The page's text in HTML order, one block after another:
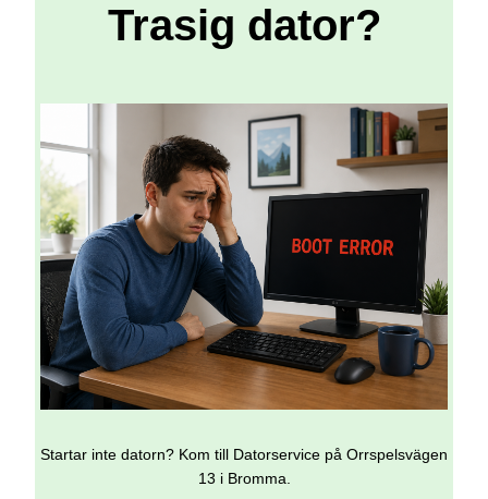
Trasig dator?
Startar inte datorn? Kom till Datorservice på Orrspelsvägen
13 i Bromma.